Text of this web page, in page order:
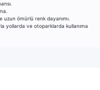
uzun ömürlü renk dayanımı.
yollarda ve otoparklarda kullanıma